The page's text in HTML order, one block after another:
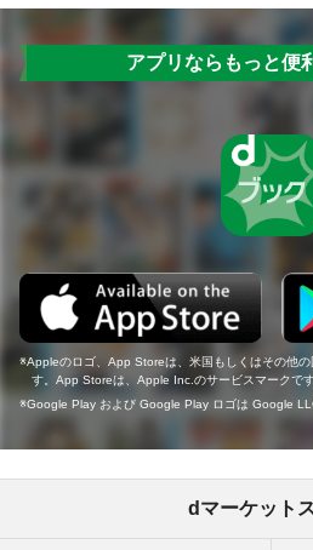
アプリならもっと便
Appleのロゴ、App Storeは、米国もしくはその他
す。App Storeは、Apple Inc.のサービスマークです
Google Play および Google Play ロゴは Google
dマーケット